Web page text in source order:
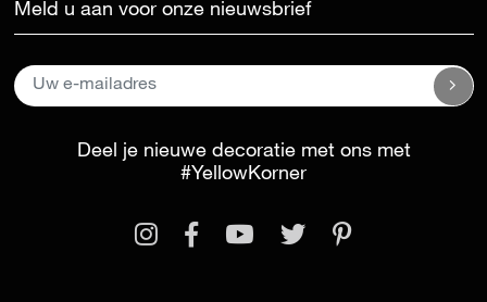
Meld u aan voor onze nieuwsbrief
Deel je nieuwe decoratie met ons met
#YellowKorner